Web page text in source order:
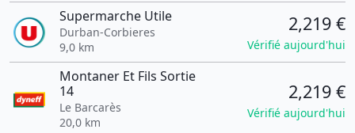
Supermarche Utile
Durban-Corbieres
9,0 km
2,219 €
Vérifié aujourd'hui
Montaner Et Fils Sortie
14
Le Barcarès
20,0 km
2,219 €
Vérifié aujourd'hui